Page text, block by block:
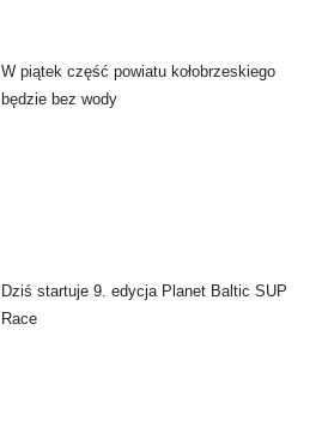
W piątek część powiatu kołobrzeskiego
będzie bez wody
Dziś startuje 9. edycja Planet Baltic SUP
Race